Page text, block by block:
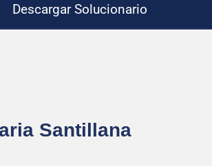
Descargar Solucionario
Santillana